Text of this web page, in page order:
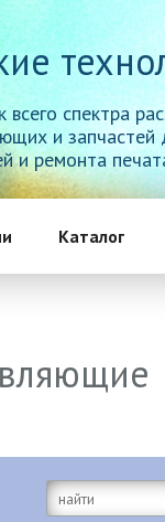
всего спектра
и запчастей
и ремонта
Каталог